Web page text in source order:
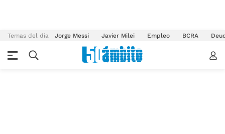
Temas del día Jorge Messi Javier Milei Empleo BCRA